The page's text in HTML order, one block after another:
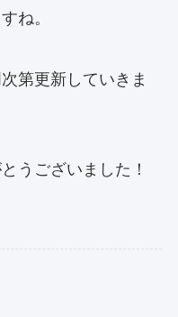
ね。
第更新していきま
うございました！